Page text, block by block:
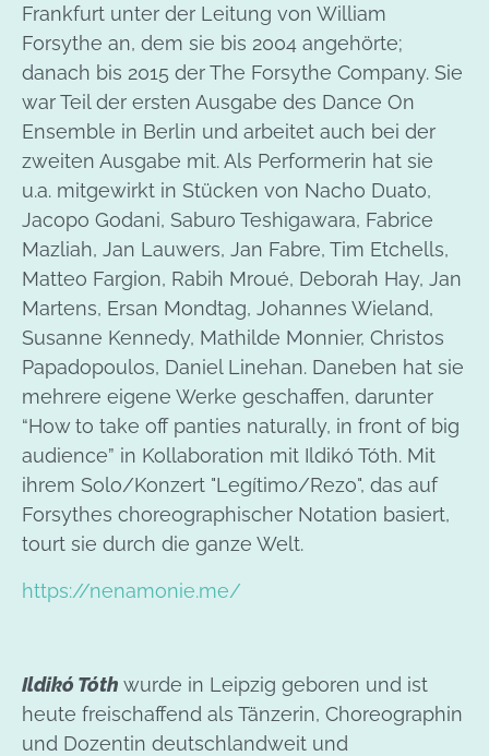
Frankfurt unter der Leitung von William
Forsythe an, dem sie bis 2004 angehörte;
danach bis 2015 der The Forsythe Company. Sie
war Teil der ersten Ausgabe des Dance On
Ensemble in Berlin und arbeitet auch bei der
zweiten Ausgabe mit. Als Performerin hat sie
u.a. mitgewirkt in Stücken von Nacho Duato,
Jacopo Godani, Saburo Teshigawara, Fabrice
Mazliah, Jan Lauwers, Jan Fabre, Tim Etchells,
Matteo Fargion, Rabih Mroué, Deborah Hay, Jan
Martens, Ersan Mondtag, Johannes Wieland,
Susanne Kennedy, Mathilde Monnier, Christos
Papadopoulos, Daniel Linehan. Daneben hat sie
mehrere eigene Werke geschaffen, darunter
“How to take off panties naturally, in front of big
audience” in Kollaboration mit Ildikó Tóth. Mit
ihrem Solo/Konzert "Legítimo/Rezo", das auf
Forsythes choreographischer Notation basiert,
tourt sie durch die ganze Welt.
https://nenamonie.me/
Ildikó Tóth wurde in Leipzig geboren und ist
heute freischaffend als Tänzerin, Choreographin
und Dozentin deutschlandweit und